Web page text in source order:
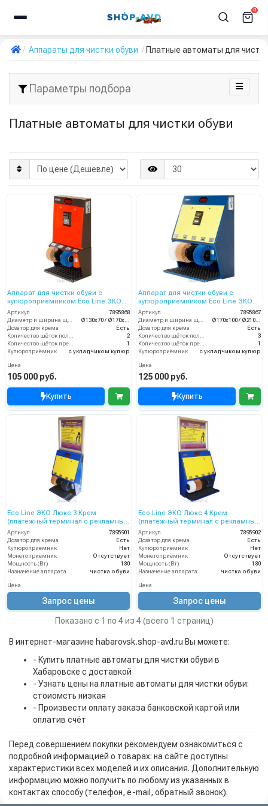
0
Аппараты для чистки обуви Платные автоматы для
Параметры подбора
Платные автоматы для чистки обуви
Аппарат для чистки обуви с
купюроприемником Eco Line ЭКО
Стандарт Плюс
Артикул
7895868
Ø130х70 / Ø170х70
Дозатор для крема
Есть
2
1
Купюроприёмник
с укладчиком купюр
Цена
105 000 руб.
Купить
Аппарат для чистки обуви с
купюроприемником Eco Line ЭКО
Люкс 4 Крем
Артикул
7895867
Ø170х100 / Ø210х100
Дозатор для крема
Есть
3
1
Купюроприёмник
с укладчиком купюр
Цена
125 000 руб.
Купить
Eco Line ЭКО Люкс 3 Крем
(платёжный терминал с рекламным
щитом)
Артикул
7895901
Дозатор для крема
Есть
Купюроприёмник
Нет
Монетоприёмник
Отсутствует
Мощность (Вт)
180
Назначение аппарата
чистка обуви
Цена
Запрос цены
Eco Line ЭКО Люкс 4 Крем
(платёжный терминал с рекламным
щитом)
Артикул
7895902
Дозатор для крема
Есть
Купюроприёмник
Нет
Монетоприёмник
Отсутствует
Мощность (Вт)
180
Назначение аппарата
чистка обуви
Цена
Запрос цены
Показано с 1 по 4 из 4 (всего 1 страниц)
В интернет-магазине habarovsk.shop-avd.ru Вы можете:
- Купить платные автоматы для чистки обуви в
Хабаровске с доставкой
- Узнать цены на платные автоматы для чистки обуви:
стоиомсть низкая
- Произвести оплату заказа банковской картой или
оплатив счёт
Перед совершением покупки рекомендуем ознакомиться с
подробной информацией о товарах: на сайте доступны
характеристики всех моделей и их описания. Дополнительную
информацию можно получить по любому из указанных в
контактах способу (телефон, e-mail, обратный звонок).